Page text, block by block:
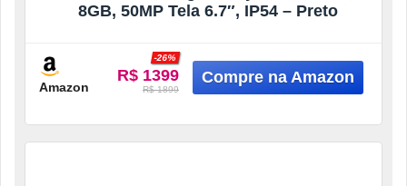
8GB, 50MP Tela 6.7″, IP54 – Preto
Amazon
R$ 1399
-26%
R$ 1899